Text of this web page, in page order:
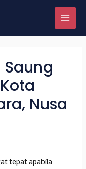
Nusa
tepat apabila